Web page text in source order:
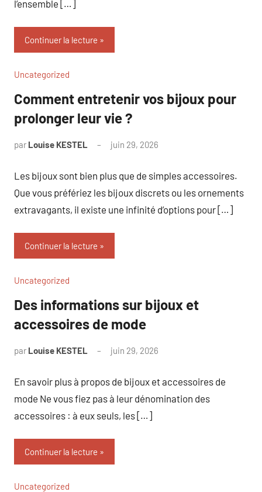
l’ensemble […]
Continuer la lecture
Uncategorized
Comment entretenir vos bijoux pour
prolonger leur vie ?
par Louise KESTEL juin 29, 2026
Les bijoux sont bien plus que de simples accessoires.
Que vous préfériez les bijoux discrets ou les ornements
extravagants, il existe une infinité d’options pour […]
Continuer la lecture
Uncategorized
Des informations sur bijoux et
accessoires de mode
par Louise KESTEL juin 29, 2026
En savoir plus à propos de bijoux et accessoires de
mode Ne vous fiez pas à leur dénomination des
accessoires : à eux seuls, les […]
Continuer la lecture
Uncategorized